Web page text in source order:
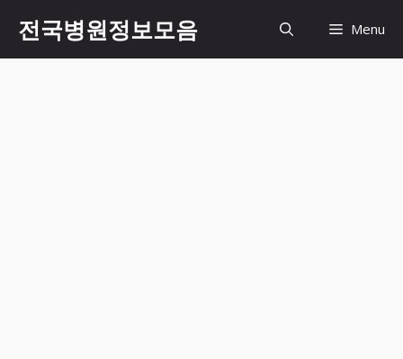
츠
전국병원정보모음 Menu